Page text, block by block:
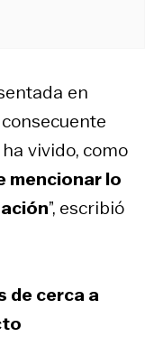
en
vivido, como
mencionar lo
”, escribió
de cerca a